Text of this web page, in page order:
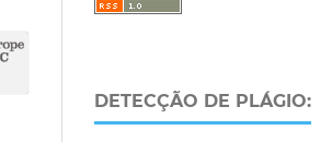
DETECÇÃO DE PLÁGIO: